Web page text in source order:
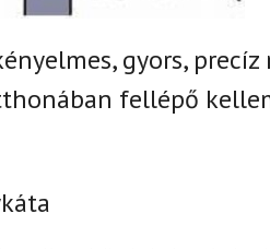
ényelmes, gyors,
fellépő